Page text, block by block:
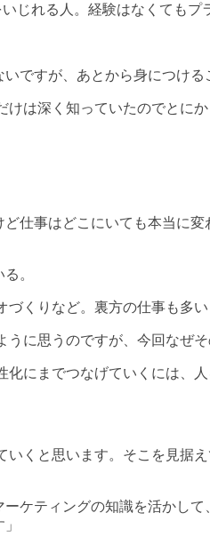
じれる人。経験はなくてもプ
ですが、あとから身につける
は深く知っていたのでとに
仕事はどこにいても本当に
。
くりなど。裏方の仕事も多
に思うのですが、今回なぜ
にまでつなげていくには、
くと思います。そこを見据
ケティングの知識を活かし